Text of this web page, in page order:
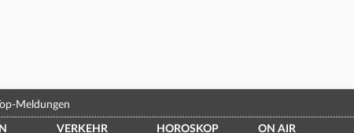
Meldungen
VERKEHR HOROSKOP ON AIR